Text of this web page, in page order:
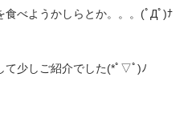
べようかしらとか。。。(ﾟДﾟ)ﾅ
て少しご紹介でした(*ﾟ▽ﾟ)ﾉ